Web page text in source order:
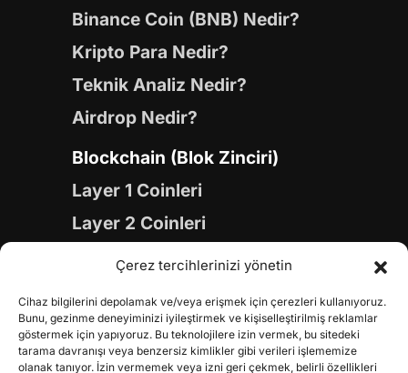
Çerez tercihlerinizi yönetin
Cihaz bilgilerini depolamak ve/veya erişmek için çerezleri kullanıyoruz.
Bunu, gezinme deneyiminizi iyileştirmek ve kişiselleştirilmiş reklamlar
göstermek için yapıyoruz. Bu teknolojilere izin vermek, bu sitedeki
tarama davranışı veya benzersiz kimlikler gibi verileri işlememize
olanak tanıyor. İzin vermemek veya izni geri çekmek, belirli özellikleri
Binance Coin (BNB) Nedir?
Kripto Para Nedir?
Teknik Analiz Nedir?
Airdrop Nedir?
Blockchain (Blok Zinciri)
Layer 1 Coinleri
Layer 2 Coinleri
Yapay Zeka (AI) Coinleri
Gaming Coinleri
RWA Coinleri